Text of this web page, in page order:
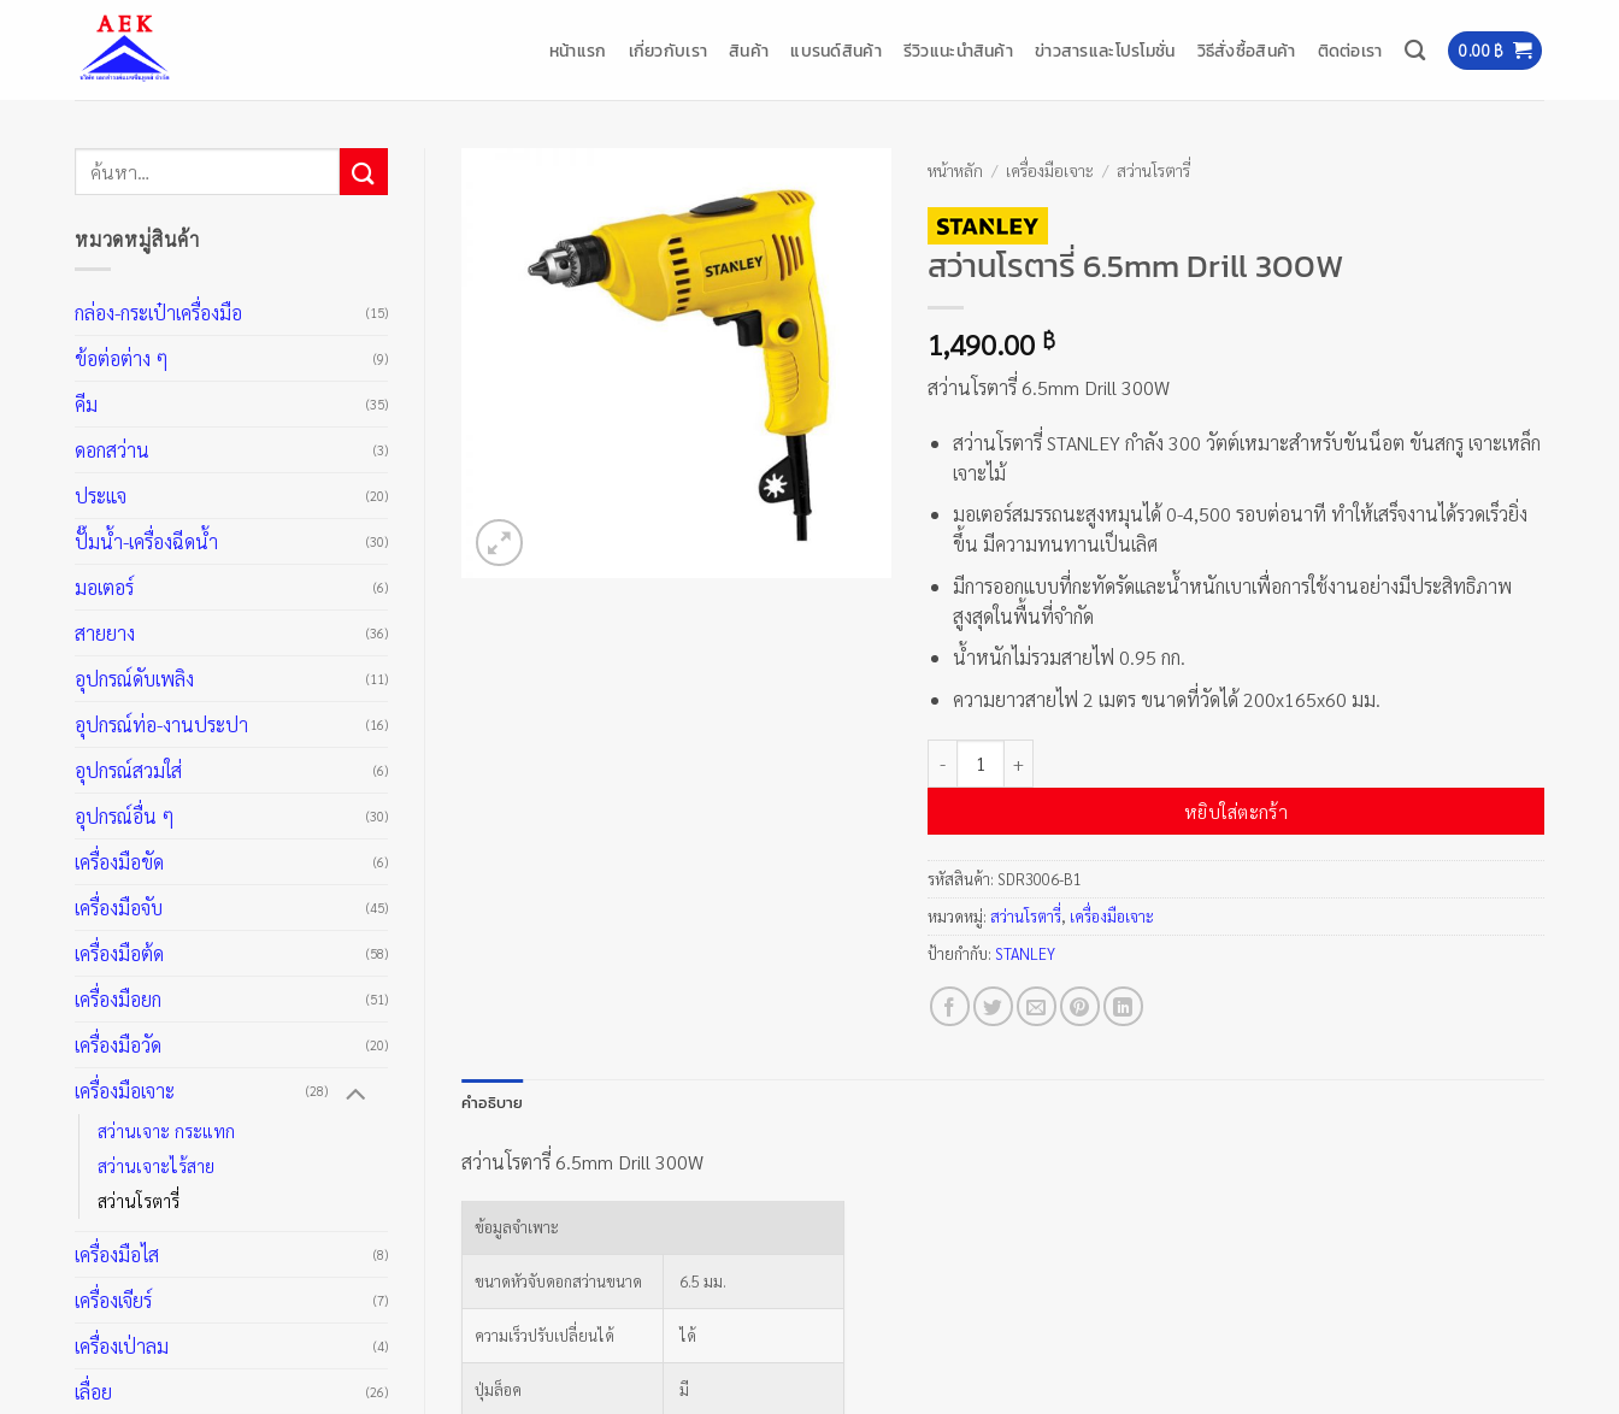
หน้าแรก เกี่ยวกับเรา สินค้า แบรนด์สินค้า รีวิวแนะนำสินค้า ข่าวสารและโปรโมชั่น วิธีสั่งซื้อสินค้า ติดต่อเรา 0.00 ฿
ค้นหา:
หมวดหมู่สินค้า
กล่อง-กระเป๋าเครื่องมือ (15)
ข้อต่อต่าง ๆ (9)
คีม (35)
ดอกสว่าน (3)
ประแจ (20)
ปั๊มน้ำ-เครื่องฉีดน้ำ (30)
มอเตอร์ (6)
สายยาง (36)
อุปกรณ์ดับเพลิง (11)
อุปกรณ์ท่อ-งานประปา (16)
อุปกรณ์สวมใส่ (6)
อุปกรณ์อื่น ๆ (30)
เครื่องมือขัด (6)
เครื่องมือจับ (45)
เครื่องมือต้ด (58)
เครื่องมือยก (51)
เครื่องมือวัด (20)
เครื่องมือเจาะ (28)
สว่านเจาะ กระแทก
สว่านเจาะไร้สาย
สว่านโรตารี่
เครื่องมือไส (8)
เครื่องเจียร์ (7)
เครื่องเป่าลม (4)
เลื่อย (26)
หน้าหลัก / เครื่องมือเจาะ / สว่านโรตารี่
สว่านโรตารี่ 6.5mm Drill 300W
1,490.00 ฿
สว่านโรตารี่ 6.5mm Drill 300W
สว่านโรตารี่ STANLEY กำลัง 300 วัตต์เหมาะสำหรับขันน็อต ขันสกรู เจาะเหล็ก
เจาะไม้
มอเตอร์สมรรถนะสูงหมุนได้ 0-4,500 รอบต่อนาที ทำให้เสร็จงานได้รวดเร็วยิ่ง
ขึ้น มีความทนทานเป็นเลิศ
มีการออกแบบที่กะทัดรัดและน้ำหนักเบาเพื่อการใช้งานอย่างมีประสิทธิภาพ
สูงสุดในพื้นที่จำกัด
น้ำหนักไม่รวมสายไฟ 0.95 กก.
ความยาวสายไฟ 2 เมตร ขนาดที่วัดได้ 200x165x60 มม.
หยิบใส่ตะกร้า
รหัสสินค้า: SDR3006-B1
หมวดหมู่:สว่านโรตารี่, เครื่องมือเจาะ
ป้ายกำกับ: STANLEY
คำอธิบาย
สว่านโรตารี่ 6.5mm Drill 300W
ข้อมูลจำเพาะ
ขนาดหัวจับดอกสว่านขนาด 6.5 มม.
ความเร็วปรับเปลี่ยนได้ ได้
ปุ่มล็อค มี